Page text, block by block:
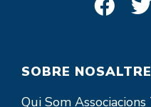
SOBRE
Qui Som Associacions